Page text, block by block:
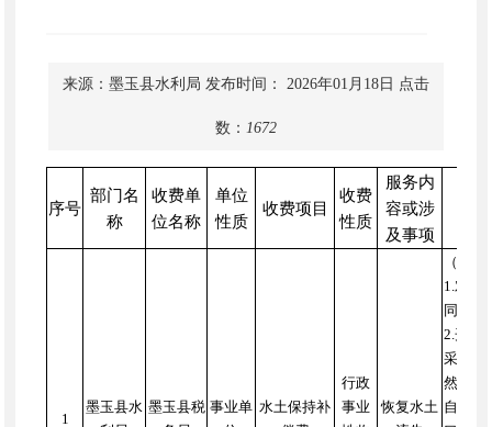
来源：墨玉县水利局 发布时间： 2026年01月18日 点击
数： 1672
序号
部门名
称
收费单
位名称
单位
性质
收费项目
收费
性质
服务内
容或涉
及事项
1
墨玉县水 墨玉县税 事业单 水土保持补
行政
事业
恢复水土
（一
1.对一
同）一
2.开采
采期间
然气根
自然资